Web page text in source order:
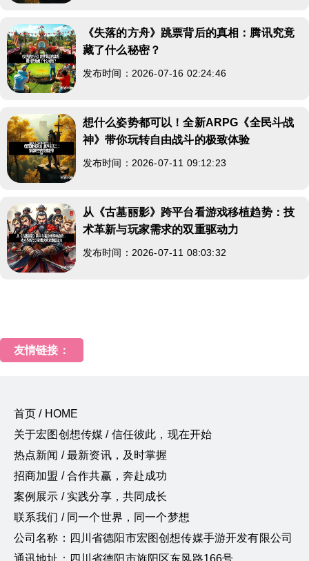
《失落的方舟》跳票背后的真相：腾讯究竟
藏了什么秘密？
发布时间：2026-07-16 02:24:46
想什么姿势都可以！全新ARPG《全民斗战
神》带你玩转自由战斗的极致体验
发布时间：2026-07-11 09:12:23
从《古墓丽影》跨平台看游戏移植趋势：技
术革新与玩家需求的双重驱动力
发布时间：2026-07-11 08:03:32
友情链接：
首页 / HOME
关于宏图创想传媒 / 信任彼此，现在开始
热点新闻 / 最新资讯，及时掌握
招商加盟 / 合作共赢，奔赴成功
案例展示 / 实践分享，共同成长
联系我们 / 同一个世界，同一个梦想
公司名称：四川省德阳市宏图创想传媒手游开发有限公司
通讯地址：四川省德阳市旌阳区东风路166号